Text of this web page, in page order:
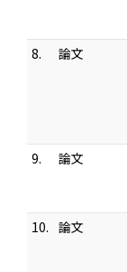
8.
論文
9.
論文
10. 論文